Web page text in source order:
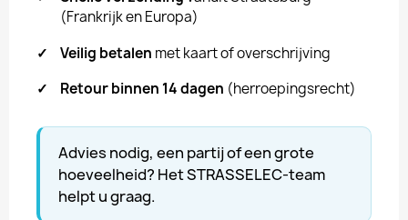
(Frankrijk en Europa)
✓
Veilig betalen met kaart of overschrijving
✓
Retour binnen 14 dagen (herroepingsrecht)
Advies nodig, een partij of een grote
hoeveelheid? Het STRASSELEC-team
helpt u graag.